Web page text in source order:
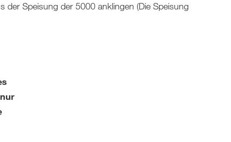
der Speisung der 5000 anklingen (Die Speisung